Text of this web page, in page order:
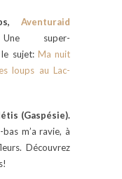
Aventuraid
super-
sujet: Ma nuit
loups au Lac-
(Gaspésie).
m’a ravie, à
Découvrez